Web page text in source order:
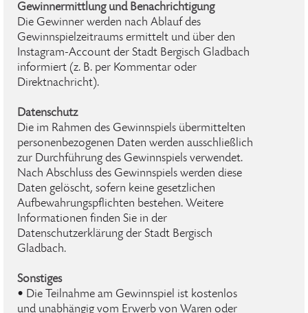
Gewinnermittlung und Benachrichtigung
Die Gewinner werden nach Ablauf des
Gewinnspielzeitraums ermittelt und über den
Instagram-Account der Stadt Bergisch Gladbach
informiert (z. B. per Kommentar oder
Direktnachricht).
Datenschutz
Die im Rahmen des Gewinnspiels übermittelten
personenbezogenen Daten werden ausschließlich
zur Durchführung des Gewinnspiels verwendet.
Nach Abschluss des Gewinnspiels werden diese
Daten gelöscht, sofern keine gesetzlichen
Aufbewahrungspflichten bestehen. Weitere
Informationen finden Sie in der
Datenschutzerklärung der Stadt Bergisch
Gladbach.
Sonstiges
• Die Teilnahme am Gewinnspiel ist kostenlos
und unabhängig vom Erwerb von Waren oder